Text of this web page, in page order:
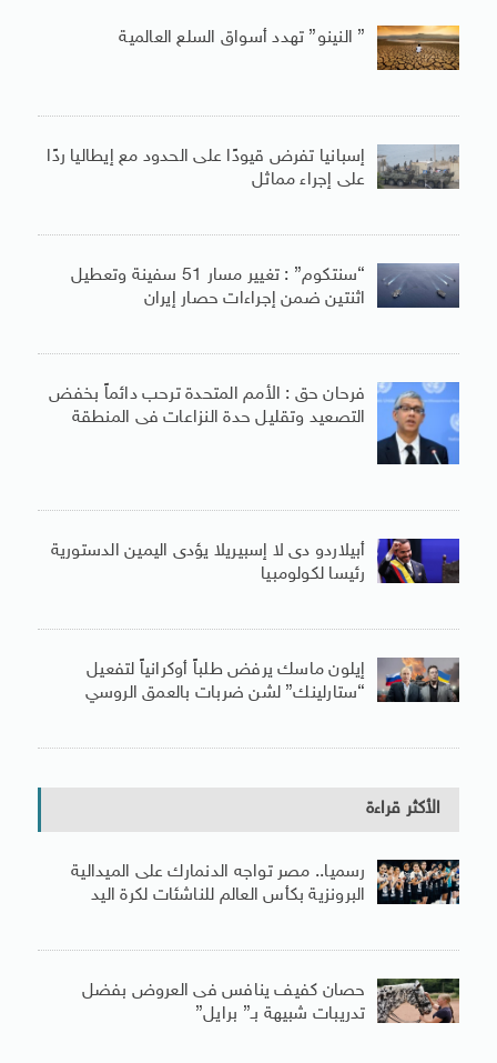
” النينو” تهدد أسواق السلع العالمية
إسبانيا تفرض قيودًا على الحدود مع إيطاليا ردًا
على إجراء مماثل
“سنتكوم” : تغيير مسار 51 سفينة وتعطيل
اثنتين ضمن إجراءات حصار إيران
فرحان حق : الأمم المتحدة ترحب دائماً بخفض
التصعيد وتقليل حدة النزاعات فى المنطقة
أبيلاردو دى لا إسبيريلا يؤدى اليمين الدستورية
رئيسا لكولومبيا
إيلون ماسك يرفض طلباً أوكرانياً لتفعيل
“ستارلينك” لشن ضربات بالعمق الروسي
الأكثر قراءة
رسميا.. مصر تواجه الدنمارك على الميدالية
البرونزية بكأس العالم للناشئات لكرة اليد
حصان كفيف ينافس فى العروض بفضل
تدريبات شبيهة بـ” برايل”